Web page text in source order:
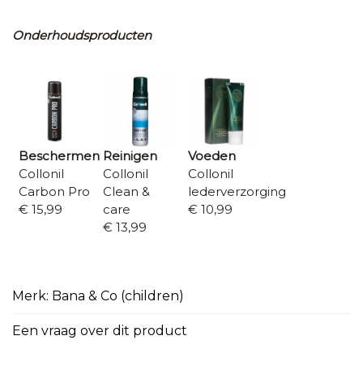
Onderhoudsproducten
Beschermen
Collonil
Carbon Pro
€ 15,99
Reinigen
Collonil
Clean &
care
€ 13,99
Voeden
Collonil
lederverzorging
€ 10,99
Merk: Bana & Co (children)
Een vraag over dit product